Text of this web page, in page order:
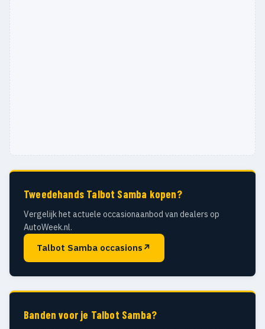
Tweedehands Talbot Samba kopen?
Vergelijk het actuele occasionaanbod van dealers op
AutoWeek.nl.
Talbot Samba occasions ↗
Banden voor je Talbot Samba?